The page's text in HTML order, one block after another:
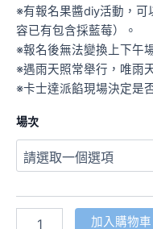
※有報名果醬diy活動，可
容已有包含採藍莓）。
※報名後無法變換上下午
※遇雨天照常舉行，唯雨
※卡士達派餡現場決定是
場次
加入購物車